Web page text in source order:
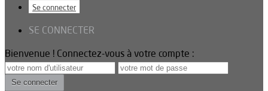
Se connecter
SE CONNECTER
Bienvenue ! Connectez-vous à votre compte :